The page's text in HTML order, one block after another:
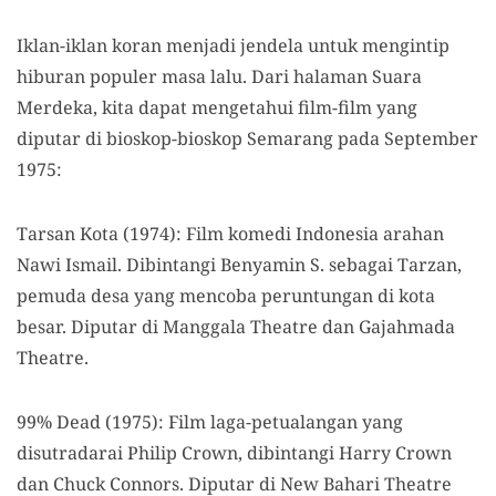
Iklan-iklan koran menjadi jendela untuk mengintip
hiburan populer masa lalu. Dari halaman Suara
Merdeka, kita dapat mengetahui film-film yang
diputar di bioskop-bioskop Semarang pada September
1975:
Tarsan Kota (1974): Film komedi Indonesia arahan
Nawi Ismail. Dibintangi Benyamin S. sebagai Tarzan,
pemuda desa yang mencoba peruntungan di kota
besar. Diputar di Manggala Theatre dan Gajahmada
Theatre.
99% Dead (1975): Film laga-petualangan yang
disutradarai Philip Crown, dibintangi Harry Crown
dan Chuck Connors. Diputar di New Bahari Theatre